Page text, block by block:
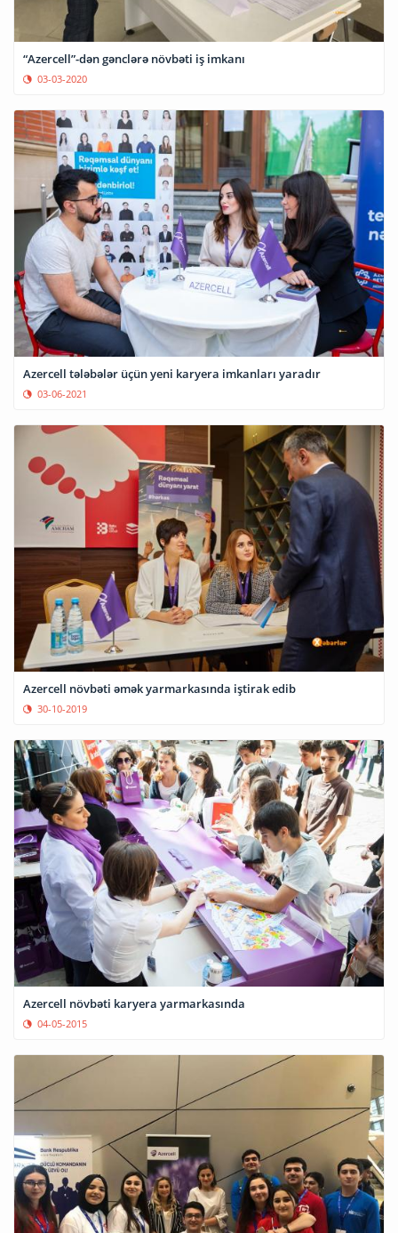
“Azercell”-dən gənclərə növbəti iş imkanı
03-03-2020
Azercell tələbələr üçün yeni karyera imkanları yaradır
03-06-2021
Azercell növbəti əmək yarmarkasında iştirak edib
30-10-2019
Azercell növbəti karyera yarmarkasında
04-05-2015